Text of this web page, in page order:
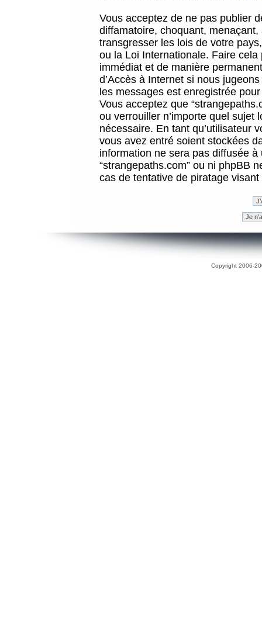
Vous acceptez de ne pas publier
diffamatoire, choquant,
transgresser les lois de votre
ou la Loi Internationale. Faire
immédiat et de manière
d’Accès à Internet si nous
les messages est enregistrée
Vous acceptez que
ou verrouiller n’importe quel sujet
nécessaire. En tant qu’utilisateur
vous avez entré soient stockées
information ne sera pas diffusée
“strangepaths.com” ou ni phpBB
cas de tentative de piratage
Copyright 2006-